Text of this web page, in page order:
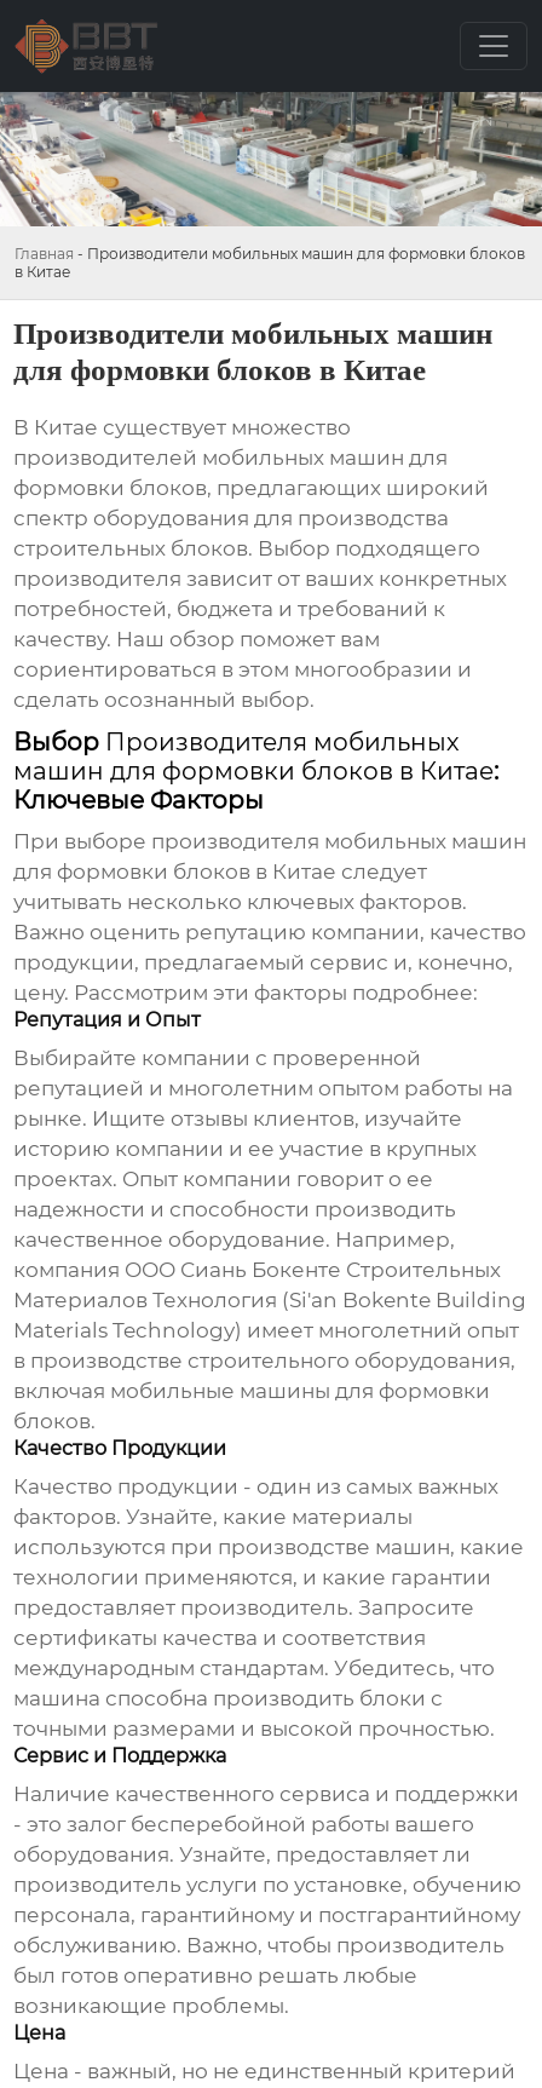
Главная - Производители мобильных машин для формовки блоков
в Китае
Производители мобильных машин
для формовки блоков в Китае
В Китае существует множество
производителей мобильных машин для
формовки блоков, предлагающих широкий
спектр оборудования для производства
строительных блоков. Выбор подходящего
производителя зависит от ваших конкретных
потребностей, бюджета и требований к
качеству. Наш обзор поможет вам
сориентироваться в этом многообразии и
сделать осознанный выбор.
Выбор Производителя мобильных
машин для формовки блоков в Китае:
Ключевые Факторы
При выборе производителя мобильных машин
для формовки блоков в Китае следует
учитывать несколько ключевых факторов.
Важно оценить репутацию компании, качество
продукции, предлагаемый сервис и, конечно,
цену. Рассмотрим эти факторы подробнее:
Репутация и Опыт
Выбирайте компании с проверенной
репутацией и многолетним опытом работы на
рынке. Ищите отзывы клиентов, изучайте
историю компании и ее участие в крупных
проектах. Опыт компании говорит о ее
надежности и способности производить
качественное оборудование. Например,
компания ООО Сиань Бокенте Строительных
Материалов Технология (Si'an Bokente Building
Materials Technology) имеет многолетний опыт
в производстве строительного оборудования,
включая мобильные машины для формовки
блоков.
Качество Продукции
Качество продукции - один из самых важных
факторов. Узнайте, какие материалы
используются при производстве машин, какие
технологии применяются, и какие гарантии
предоставляет производитель. Запросите
сертификаты качества и соответствия
международным стандартам. Убедитесь, что
машина способна производить блоки с
точными размерами и высокой прочностью.
Сервис и Поддержка
Наличие качественного сервиса и поддержки
- это залог бесперебойной работы вашего
оборудования. Узнайте, предоставляет ли
производитель услуги по установке, обучению
персонала, гарантийному и постгарантийному
обслуживанию. Важно, чтобы производитель
был готов оперативно решать любые
возникающие проблемы.
Цена
Цена - важный, но не единственный критерий